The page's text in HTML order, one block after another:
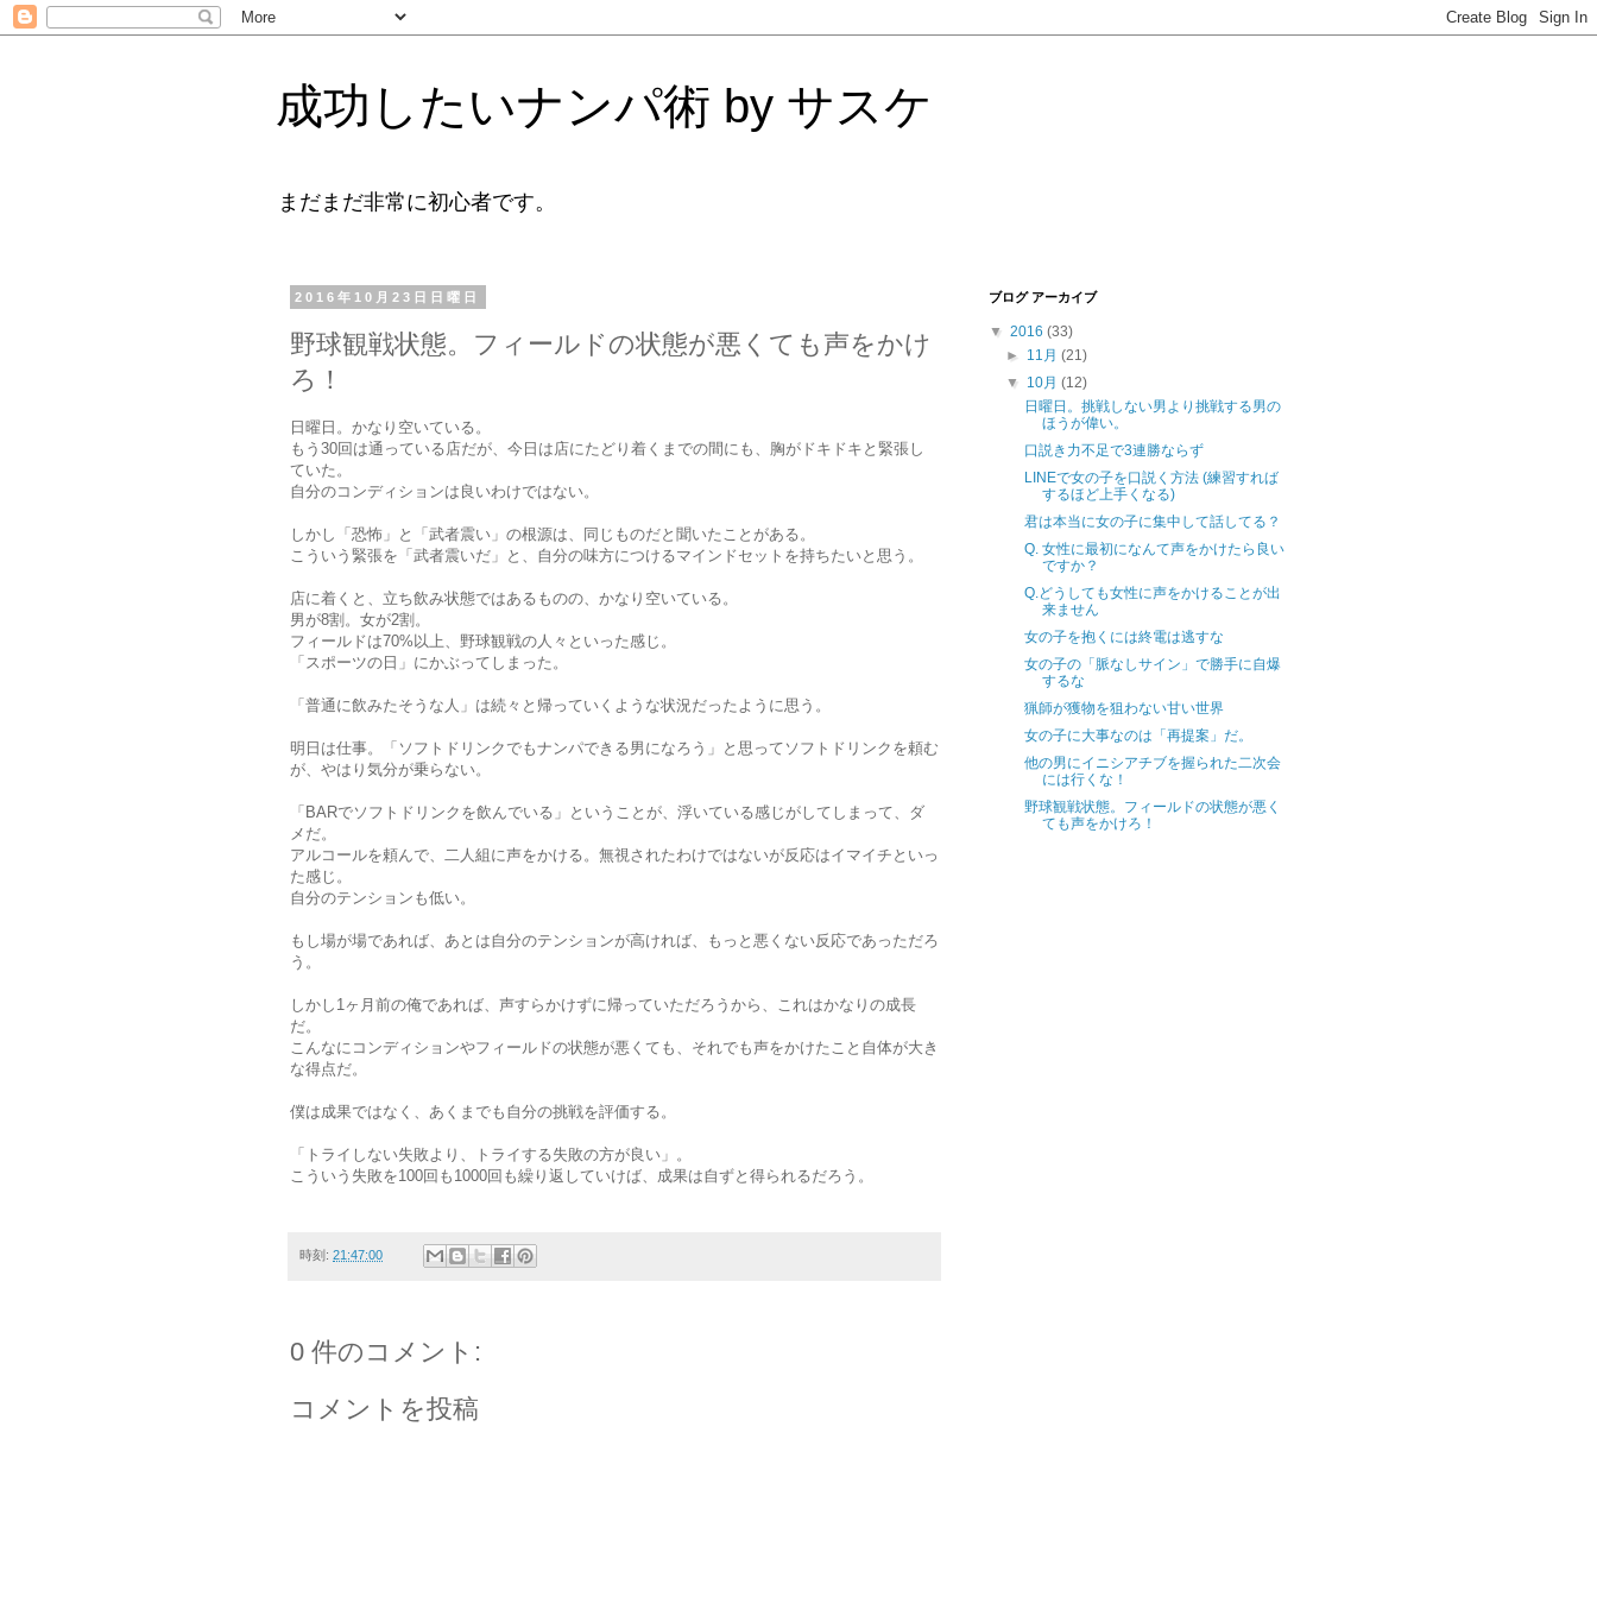
成功したいナンパ術 by サスケ
まだまだ非常に初心者です。
2016年10月23日日曜日
野球観戦状態。フィールドの状態が悪くても声をかけ
ろ！
日曜日。かなり空いている。
もう30回は通っている店だが、今日は店にたどり着くまでの間にも、胸がドキドキと緊張し
ていた。
自分のコンディションは良いわけではない。
しかし「恐怖」と「武者震い」の根源は、同じものだと聞いたことがある。
こういう緊張を「武者震いだ」と、自分の味方につけるマインドセットを持ちたいと思う。
店に着くと、立ち飲み状態ではあるものの、かなり空いている。
男が8割。女が2割。
フィールドは70%以上、野球観戦の人々といった感じ。
「スポーツの日」にかぶってしまった。
「普通に飲みたそうな人」は続々と帰っていくような状況だったように思う。
明日は仕事。「ソフトドリンクでもナンパできる男になろう」と思ってソフトドリンクを頼む
が、やはり気分が乗らない。
「BARでソフトドリンクを飲んでいる」ということが、浮いている感じがしてしまって、ダ
メだ。
アルコールを頼んで、二人組に声をかける。無視されたわけではないが反応はイマイチといっ
た感じ。
自分のテンションも低い。
もし場が場であれば、あとは自分のテンションが高ければ、もっと悪くない反応であっただろ
う。
しかし1ヶ月前の俺であれば、声すらかけずに帰っていただろうから、これはかなりの成長
だ。
こんなにコンディションやフィールドの状態が悪くても、それでも声をかけたこと自体が大き
な得点だ。
僕は成果ではなく、あくまでも自分の挑戦を評価する。
「トライしない失敗より、トライする失敗の方が良い」。
こういう失敗を100回も1000回も繰り返していけば、成果は自ずと得られるだろう。
時刻: 21:47:00
0 件のコメント:
コメントを投稿
ブログ アーカイブ
▼ 2016 (33)
► 11月(21)
▼ 10月(12)
日曜日。挑戦しない男より挑戦する男の
ほうが偉い。
口説き力不足で3連勝ならず
LINEで女の子を口説く方法 (練習すれば
するほど上手くなる)
君は本当に女の子に集中して話してる？
Q. 女性に最初になんて声をかけたら良い
ですか？
Q.どうしても女性に声をかけることが出
来ません
女の子を抱くには終電は逃すな
女の子の「脈なしサイン」で勝手に自爆
するな
猟師が獲物を狙わない甘い世界
女の子に大事なのは「再提案」だ。
他の男にイニシアチブを握られた二次会
には行くな！
野球観戦状態。フィールドの状態が悪く
ても声をかけろ！